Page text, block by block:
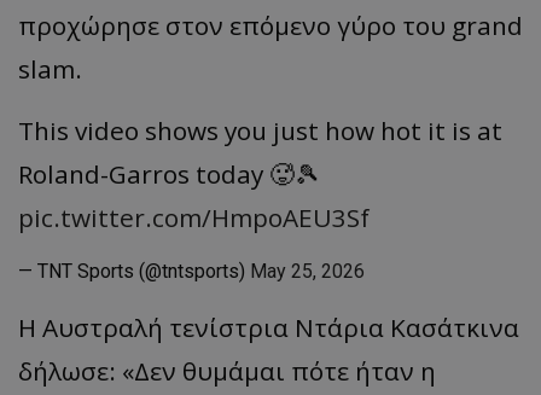
προχώρησε στον επόμενο γύρο του grand
slam.
This video shows you just how hot it is at
Roland-Garros today 🥵🎾
pic.twitter.com/HmpoAEU3Sf
— TNT Sports (@tntsports) May 25, 2026
Η Αυστραλή τενίστρια Ντάρια Κασάτκινα
δήλωσε: «Δεν θυμάμαι πότε ήταν η